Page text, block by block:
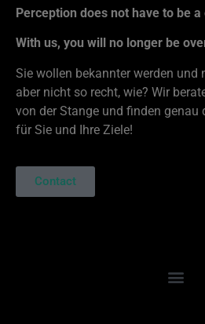
Perception does not have to be
With us, you will no longer be
Sie wollen bekannter werden und
aber nicht so recht, wie? Wir
von der Stange und finden genau
für Sie und Ihre Ziele!
Contact